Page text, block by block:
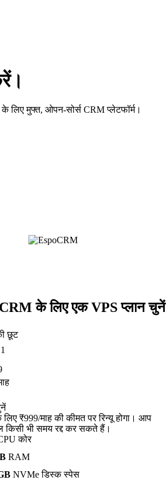
मुफ्त, ओपन-सोर्स CRM प्लेटफॉर्म।
के लिए एक VPS प्लान चुनें
छूट
लिए ₹999/माह की कीमत पर रिन्यू होगा। आप
किसी भी समय रद्द कर सकते हैं।
कोर
RAM
NVMe डिस्क स्पेस